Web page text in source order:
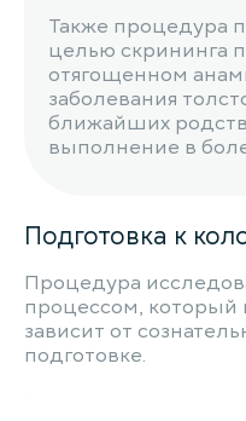
Также процедура
целью скрининга
отягощенном
заболевания
ближайших
выполнение в
Подготовка к
Процедура
процессом, который
зависит от
подготовке.